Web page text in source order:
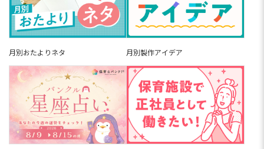
月別おたよりネタ 月別製作アイデア